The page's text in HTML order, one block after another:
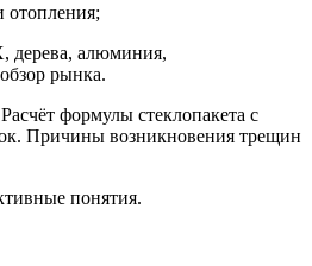
отопления;
дерева, алюминия,
рынка.
формулы стеклопакета с
Причины возникновения трещин
понятия.